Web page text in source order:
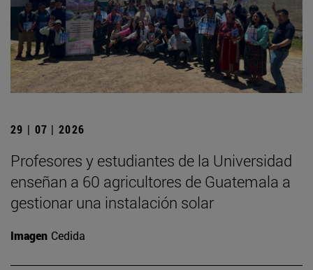
29 | 07 | 2026
Profesores y estudiantes de la Universidad
enseñan a 60 agricultores de Guatemala a
gestionar una instalación solar
Imagen Cedida